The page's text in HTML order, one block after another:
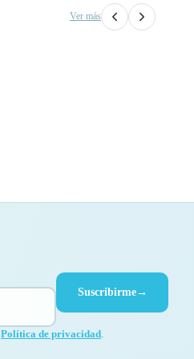
Ver más
Suscribirme→
Política de privacidad.